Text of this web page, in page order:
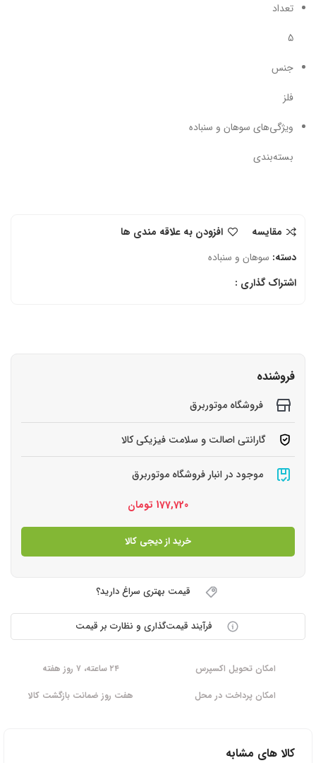
تعداد
5
جنس
فلز
ویژگی‌های سوهان و سنباده
بسته‌بندی
مقایسه
افزودن به علاقه مندی ها
دسته: سوهان و سنباده
اشتراک گذاری :
فروشنده
فروشگاه موتوربرق
گارانتی اصالت و سلامت فیزیکی کالا
موجود در انبار فروشگاه موتوربرق
177,720 تومان
خرید از دیجی کالا
قیمت بهتری سراغ دارید؟
فرآیند قیمت‌گذاری و نظارت بر قیمت
امکان تحویل اکسپرس
۲۴ ساعته، ۷ روز هفته
امکان پرداخت در محل
هفت روز ضمانت بازگشت کالا
کالا های مشابه